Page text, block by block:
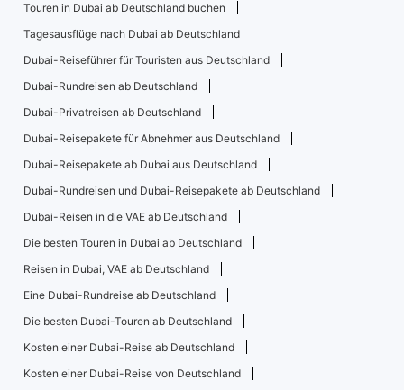
Touren in Dubai ab Deutschland buchen
Tagesausflüge nach Dubai ab Deutschland
Dubai-Reiseführer für Touristen aus Deutschland
Dubai-Rundreisen ab Deutschland
Dubai-Privatreisen ab Deutschland
Dubai-Reisepakete für Abnehmer aus Deutschland
Dubai-Reisepakete ab Dubai aus Deutschland
Dubai-Rundreisen und Dubai-Reisepakete ab Deutschland
Dubai-Reisen in die VAE ab Deutschland
Die besten Touren in Dubai ab Deutschland
Reisen in Dubai, VAE ab Deutschland
Eine Dubai-Rundreise ab Deutschland
Die besten Dubai-Touren ab Deutschland
Kosten einer Dubai-Reise ab Deutschland
Kosten einer Dubai-Reise von Deutschland